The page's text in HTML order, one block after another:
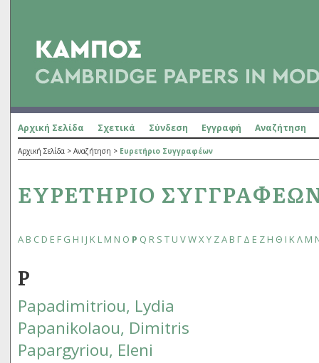
Αρχική Σελίδα Σχετικά Σύνδεση Εγγραφή Αναζήτηση
Αρχική Σελίδα > Αναζήτηση > Ευρετήριο Συγγραφέων
ΕΥΡΕΤΉΡΙΟ
A B C D E F G H I J K L M N O P Q R S T U VWXY ZΑ Β Γ Δ Ε Ζ Η Θ Ι ΚΛ Μ
P
Papadimitriou, Lydia
Papanikolaou, Dimitris
Papargyriou, Eleni